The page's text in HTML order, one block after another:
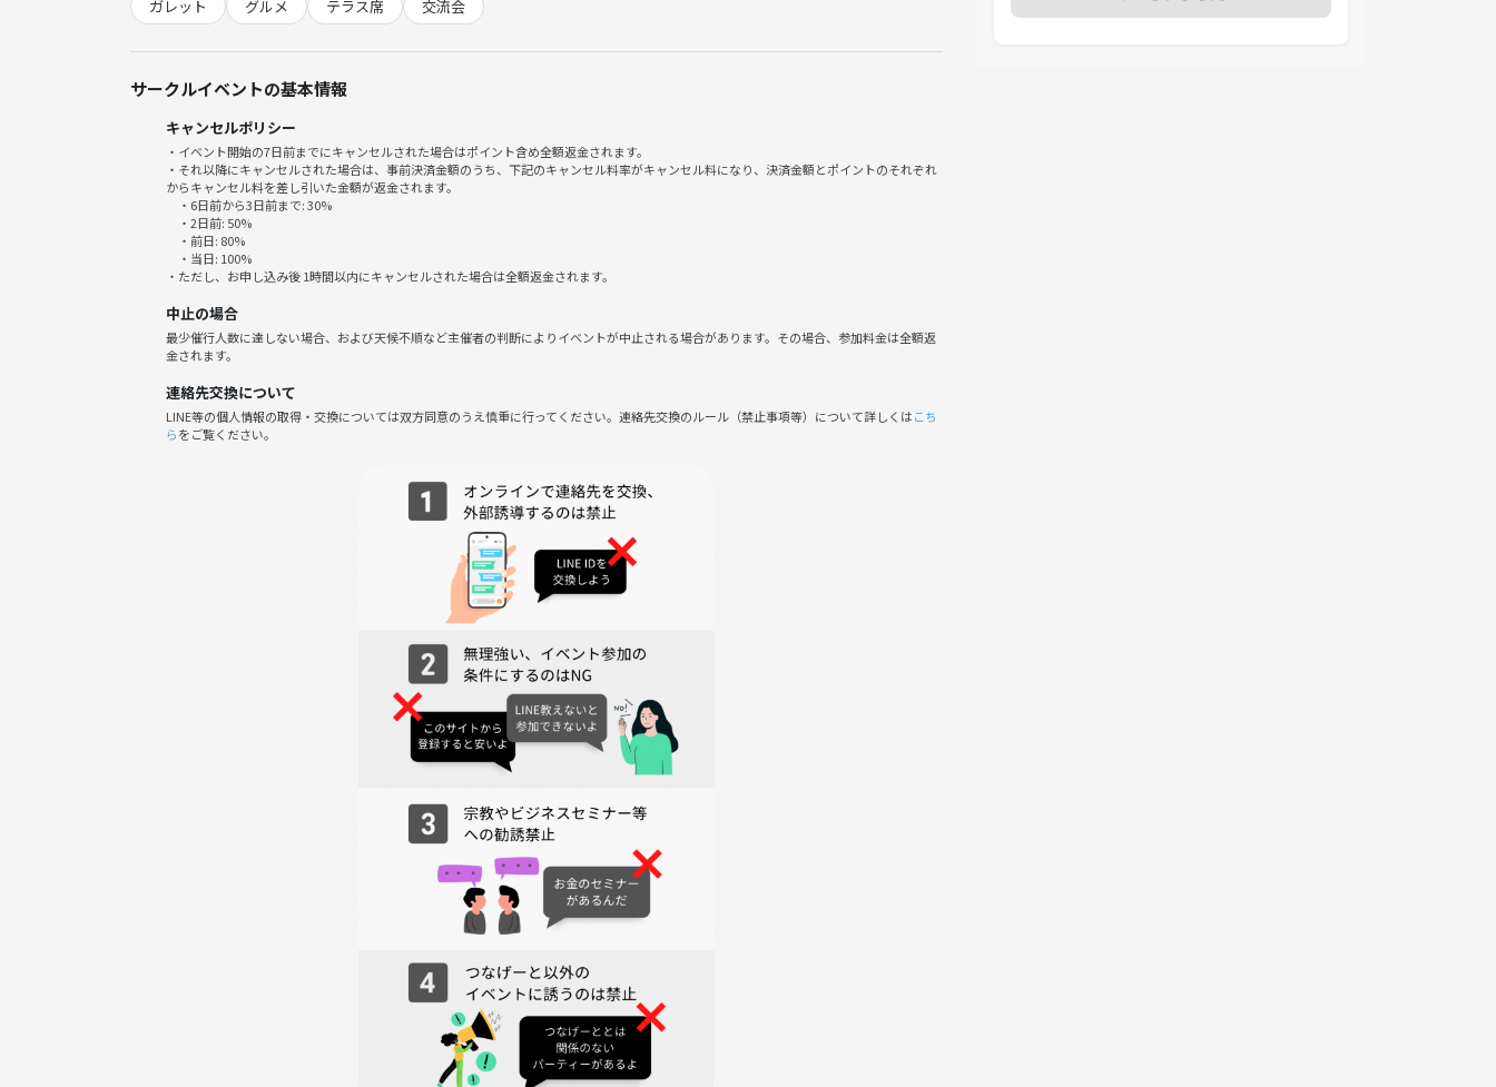
その他迷惑行為
ガレット
グルメ テラス席 交流会
サークルイベントの基本情報
キャンセルポリシー
・イベント開始の7日前までにキャンセルされた場合はポイント含め全額返金されます。
・それ以降にキャンセルされた場合は、事前決済金額のうち、下記のキャンセル料率がキャンセル料になり、決済金額とポイントのそれぞれ
からキャンセル料を差し引いた金額が返金されます。
・6日前から3日前まで: 30%
・2日前: 50%
・前日: 80%
・当日: 100%
・ただし、お申し込み後 1時間以内にキャンセルされた場合は全額返金されます。
中止の場合
最少催行人数に達しない場合、および天候不順など主催者の判断によりイベントが中止される場合があります。その場合、参加料金は全額返
金されます。
連絡先交換について
LINE等の個人情報の取得・交換については双方同意のうえ慎重に行ってください。連絡先交換のルール（禁止事項等）について詳しくはこち
らをご覧ください。